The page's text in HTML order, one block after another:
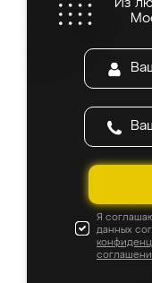
Из
Я
данных